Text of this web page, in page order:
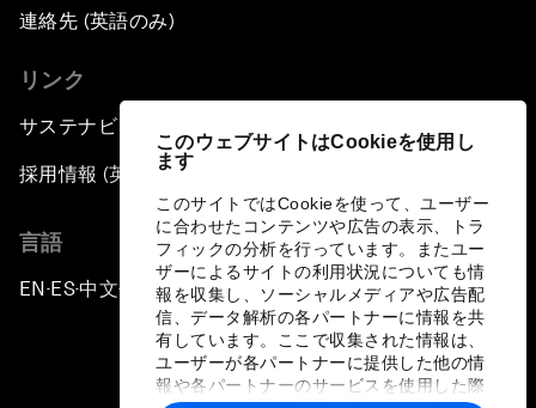
このウェブサイトはCookieを使用し
ます
このサイトではCookieを使って、ユーザー
に合わせたコンテンツや広告の表示、トラ
フィックの分析を行っています。またユー
ザーによるサイトの利用状況についても情
報を収集し、ソーシャルメディアや広告配
信、データ解析の各パートナーに情報を共
有しています。ここで収集された情報は、
ユーザーが各パートナーに提供した他の情
報や各パートナーのサービスを使用した際
連絡先 (英語のみ)
リンク
サステナビリティへの取り組み
採用情報 (英語のみ)
言語
EN ▪ES▪中文▪ 日本語